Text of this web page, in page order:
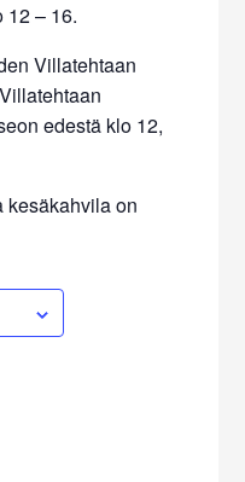
12 – 16.
Villatehtaan
edestä klo 12,
kesäkahvila on